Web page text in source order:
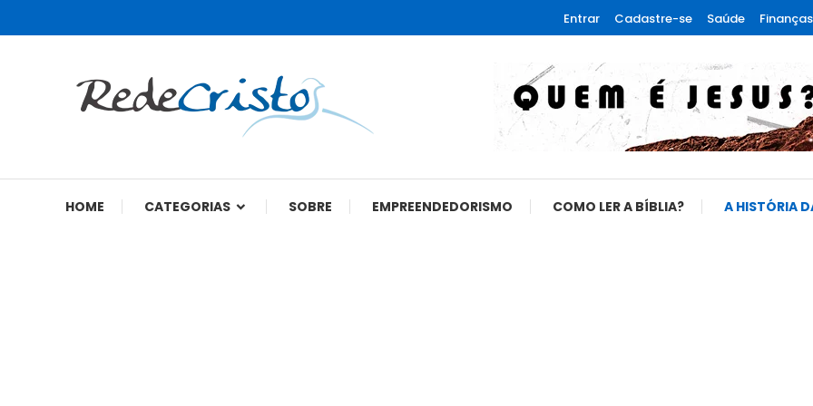
Entrar Cadastre-se Saúde Finanças
HOME CATEGORIAS SOBRE EMPREENDEDORISMO COMO LER A BÍBLIA? A HISTÓRIA